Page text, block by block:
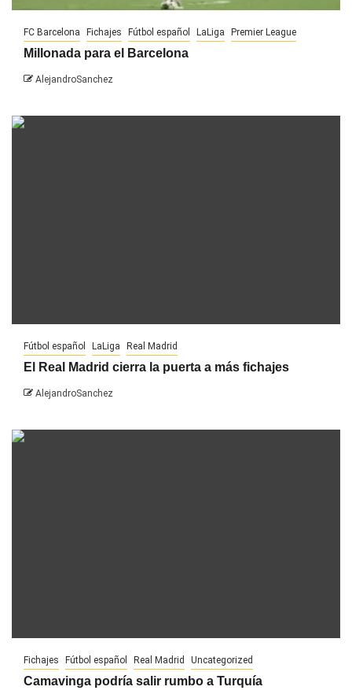
FC Barcelona Fichajes Fútbol español LaLiga Premier League
Millonada para el Barcelona
AlejandroSanchez
Fútbol español LaLiga Real Madrid
El Real Madrid cierra la puerta a más fichajes
AlejandroSanchez
Fichajes Fútbol español Real Madrid Uncategorized
Camavinga podría salir rumbo a Turquía